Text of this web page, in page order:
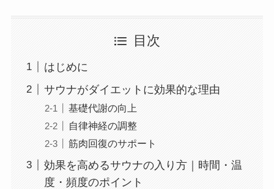
目次
はじめに
サウナがダイエットに効果的な理由
基礎代謝の向上
自律神経の調整
筋肉回復のサポート
効果を高めるサウナの入り方｜時間・温
度・頻度のポイント